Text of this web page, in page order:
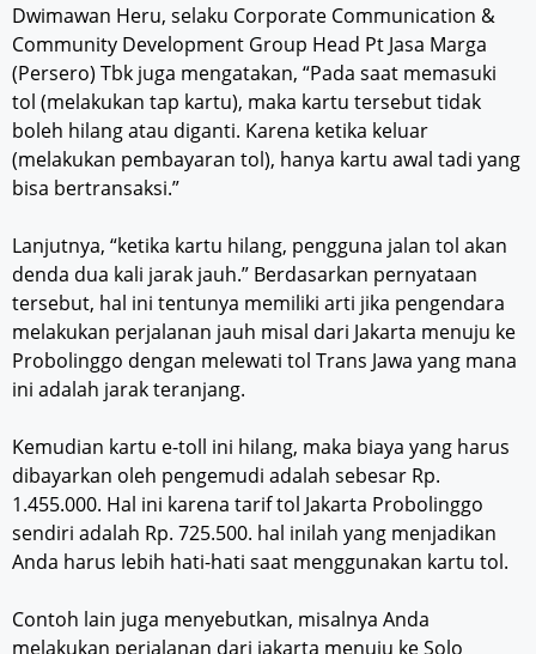
Dwimawan Heru, selaku Corporate Communication &
Community Development Group Head Pt Jasa Marga
(Persero) Tbk juga mengatakan, “Pada saat memasuki
tol (melakukan tap kartu), maka kartu tersebut tidak
boleh hilang atau diganti. Karena ketika keluar
(melakukan pembayaran tol), hanya kartu awal tadi yang
bisa bertransaksi.”
Lanjutnya, “ketika kartu hilang, pengguna jalan tol akan
denda dua kali jarak jauh.” Berdasarkan pernyataan
tersebut, hal ini tentunya memiliki arti jika pengendara
melakukan perjalanan jauh misal dari Jakarta menuju ke
Probolinggo dengan melewati tol Trans Jawa yang mana
ini adalah jarak teranjang.
Kemudian kartu e-toll ini hilang, maka biaya yang harus
dibayarkan oleh pengemudi adalah sebesar Rp.
1.455.000. Hal ini karena tarif tol Jakarta Probolinggo
sendiri adalah Rp. 725.500. hal inilah yang menjadikan
Anda harus lebih hati-hati saat menggunakan kartu tol.
Contoh lain juga menyebutkan, misalnya Anda
melakukan perjalanan dari jakarta menuju ke Solo